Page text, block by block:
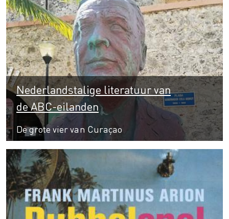
Nederlandstalige literatuur van
de ABC-eilanden
De grote vier van Curaçao